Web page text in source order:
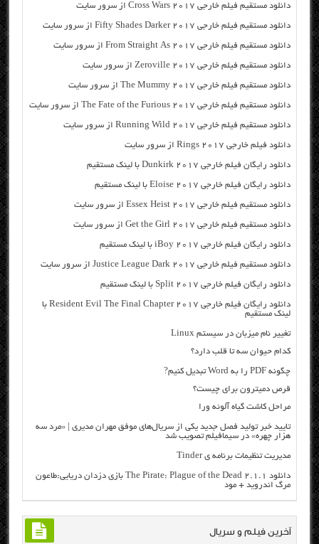
دانلود مستقیم فیلم خارجی Cross Wars 2017 از سرور سایت
دانلود مستقیم فیلم خارجی Fifty Shades Darker 2017 از سرور سایت
دانلود مستقیم فیلم خارجی From Straight As 2017 از سرور سایت
دانلود مستقیم فیلم خارجی Zeroville 2017 از سرور سایت
دانلود مستقیم فیلم خارجی The Mummy 2017 از سرور سایت
دانلود مستقیم فیلم خارجی The Fate of the Furious 2017 از سرور سایت
دانلود مستقیم فیلم خارجی Running Wild 2017 از سرور سایت
دانلود فیلم خارجی Rings 2017 از سرور سایت
دانلود رایگان فیلم خارجی Dunkirk 2017 با لینک مستقیم
دانلود رایگان فیلم خارجی Eloise 2017 با لینک مستقیم
دانلود مستقیم فیلم خارجی Essex Heist 2017 از سرور سایت
دانلود مستقیم فیلم خارجی Get the Girl 2017 از سرور سایت
دانلود رایگان فیلم خارجی iBoy 2017 با لینک مستقیم
دانلود مستقیم فیلم خارجی Justice League Dark 2017 از سرور سایت
دانلود رایگان فیلم خارجی Split 2017 با لینک مستقیم
دانلود رایگان فیلم خارجی Resident Evil The Final Chapter 2017 با
لینک مستقیم
تغییر نام میزبان در سیستم Linux
کدام حیوان سه تا قلب دارد؟
چگونه PDF را به Word تبدیل کنیم?
قرص دمیترون برای چیست؟
مراحل کاشت گیاه آلوئه ورا
تایید خبر تولید فصل جدید یکی از سریال‌های موفق مهران مدیری | «مرد سه
هزار چهره» در سیمافیلم تصویب شد
مدیریت تنظیمات برنامه ی Tinder
دانلود The Pirate: Plague of the Dead 2.1.1 بازی دزدان دریایی:طاعون
مرگ اندروید + مود
آخرین فیلم و سریال